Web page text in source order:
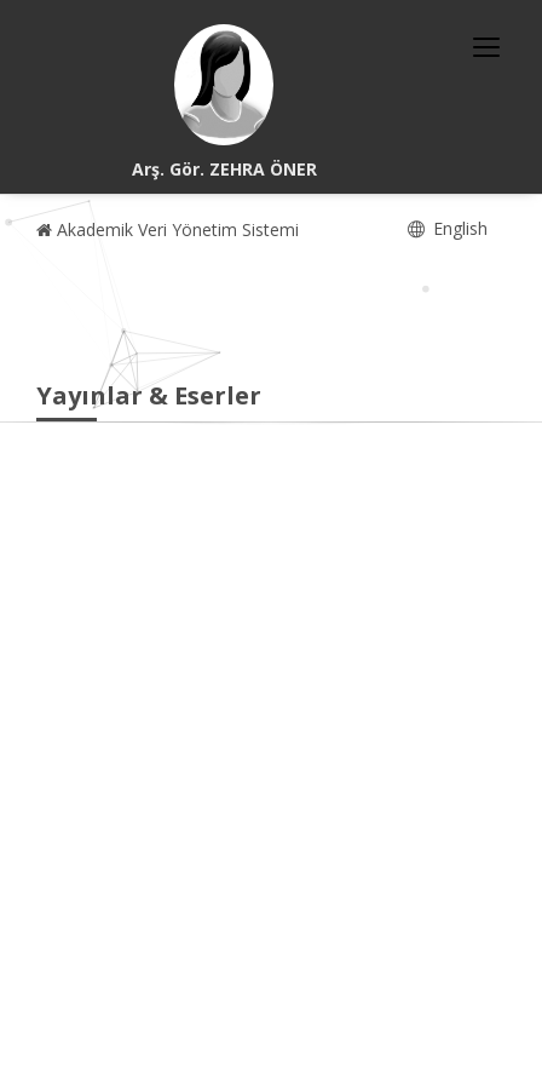
Arş. Gör. ZEHRA ÖNER
Akademik Veri Yönetim Sistemi English
Yayınlar & Eserler